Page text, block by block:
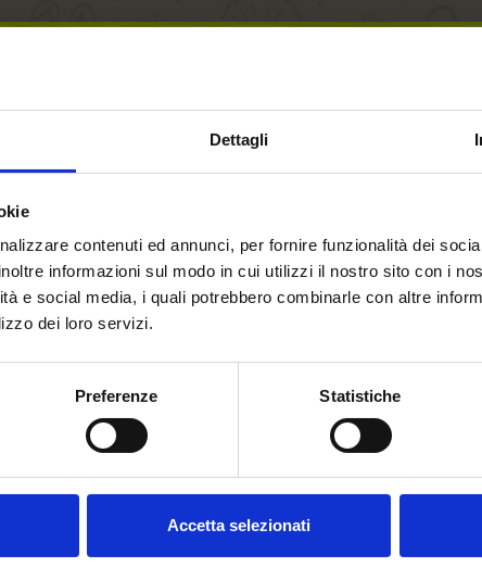
Benvenuto su forst.it Hai
compiuto 18 anni?
Dettagli
contenuti ed annunci, per fornire funzionalità dei
informazioni sul modo in cui utilizzi il nostro sito con i
e social media, i quali potrebbero combinarle con altre
dei loro servizi.
Preferenze Statistiche
Accetta selezionati
, TV
HAI BISOGNO DI AIUTO?
Contattacioppure chiamaci dal lunedì al